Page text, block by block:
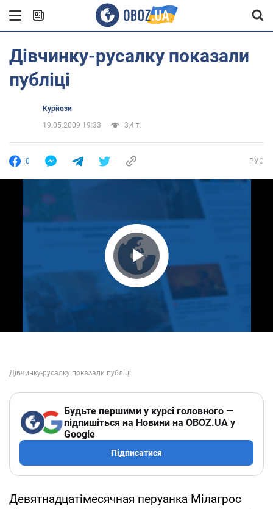
Дівчинку-русалку показали
публіці
Курйози
19.05.2009 19:33
3,4 т.
0 РУС
Play Video
Будьте першими у курсі головного —
підпишіться на Новини на OBOZ.UA у
Google
Підписатися
Девятнадцатімесячная перуанка Мілагрос